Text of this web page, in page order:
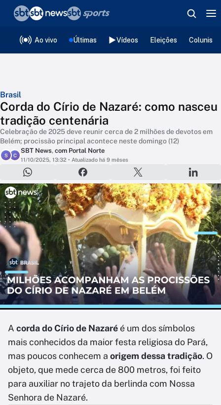
Ao vivo Últimas Vídeos Eleições
Brasil
Corda do Círio de Nazaré: como nasceu
tradição centenária
Celebração de 2025 deve reunir cerca de 2 milhões de devotos em
Belém; procissão principal acontece neste domingo (12)
S C
SBT News, com Portal Norte
11/10/2025, 13:32 • Atualizado há 9 mêses
A corda do Círio de Nazaré é um dos símbolos
mais conhecidos da maior festa religiosa do Pará,
mas poucos conhecem a origem dessa tradição. O
objeto, que mede cerca de 800 metros, foi feito
para auxiliar no trajeto da berlinda com Nossa
Senhora de Nazaré.
❮voltar
Editorias